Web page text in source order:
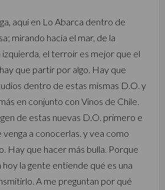
aquí en Lo Abarca dentro de
mirando hacia el mar, de la
el terroir es mejor que el
que partir por algo. Hay que
dentro de estas mismas D.O. y
en conjunto con Vinos de Chile.
de estas nuevas D.O. primero e
a conocerlas. y vea como
Hay que hacer más bulla. Porque
hoy la gente entiende qué es una
A me preguntan por qué